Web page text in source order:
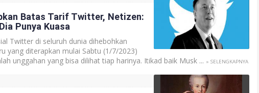
Batas Tarif Twitter, Netizen:
Punya Kuasa
Twitter di seluruh dunia dihebohkan
yang diterapkan mulai Sabtu (1/7/2023)
unggahan yang bisa dilihat tiap harinya. Itikad baik Musk ... » SELENGKAPNYA